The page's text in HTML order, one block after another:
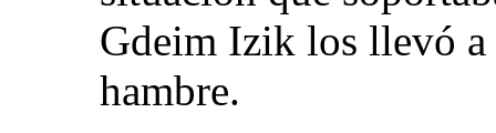
Gdeim Izik los llevó
hambre.